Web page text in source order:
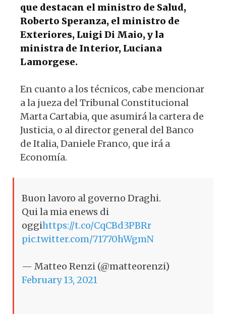
que destacan el ministro de Salud,
Roberto Speranza, el ministro de
Exteriores, Luigi Di Maio, y la
ministra de Interior, Luciana
Lamorgese.
En cuanto a los técnicos, cabe mencionar
a la jueza del Tribunal Constitucional
Marta Cartabia, que asumirá la cartera de
Justicia, o al director general del Banco
de Italia, Daniele Franco, que irá a
Economía.
Buon lavoro al governo Draghi.
Qui la mia enews di
oggihttps://t.co/CqCBd3PBRr
pic.twitter.com/71770hWgmN
— Matteo Renzi (@matteorenzi)
February 13, 2021